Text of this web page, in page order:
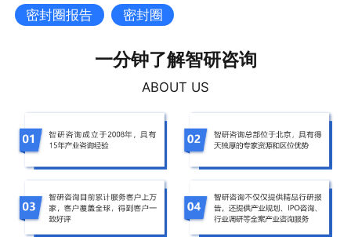
密封圈报告 密封圈
一分钟了解智研咨询
ABOUT US